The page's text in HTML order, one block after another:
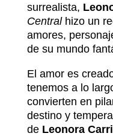
surrealista,
Centralhizo un
amores,
de su mundo
El amor es
tenemos a lo
convierten en
destino y
de Leonora